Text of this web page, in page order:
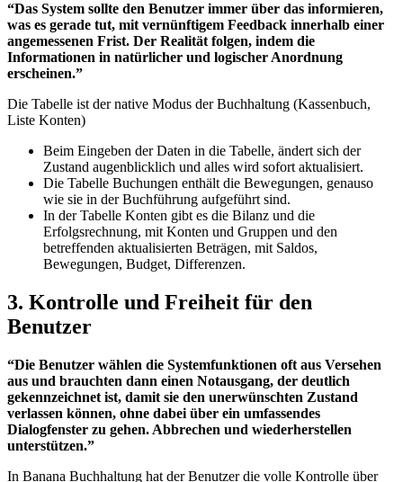
“Das System sollte den Benutzer immer über das informieren,
was es gerade tut, mit vernünftigem Feedback innerhalb einer
angemessenen Frist. Der Realität folgen, indem die
Informationen in natürlicher und logischer Anordnung
erscheinen.”
Die Tabelle ist der native Modus der Buchhaltung (Kassenbuch,
Liste Konten)
Beim Eingeben der Daten in die Tabelle, ändert sich der
Zustand augenblicklich und alles wird sofort aktualisiert.
Die Tabelle Buchungen enthält die Bewegungen, genauso
wie sie in der Buchführung aufgeführt sind.
In der Tabelle Konten gibt es die Bilanz und die
Erfolgsrechnung, mit Konten und Gruppen und den
betreffenden aktualisierten Beträgen, mit Saldos,
Bewegungen, Budget, Differenzen.
3. Kontrolle und Freiheit für den
Benutzer
“Die Benutzer wählen die Systemfunktionen oft aus Versehen
aus und brauchten dann einen Notausgang, der deutlich
gekennzeichnet ist, damit sie den unerwünschten Zustand
verlassen können, ohne dabei über ein umfassendes
Dialogfenster zu gehen. Abbrechen und wiederherstellen
unterstützen.”
In Banana Buchhaltung hat der Benutzer die volle Kontrolle über